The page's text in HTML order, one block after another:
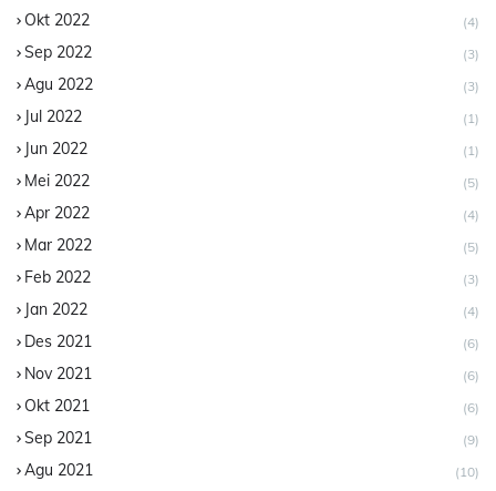
Okt 2022 (4)
Sep 2022 (3)
Agu 2022 (3)
Jul 2022 (1)
Jun 2022 (1)
Mei 2022 (5)
Apr 2022 (4)
Mar 2022 (5)
Feb 2022 (3)
Jan 2022 (4)
Des 2021 (6)
Nov 2021 (6)
Okt 2021 (6)
Sep 2021 (9)
Agu 2021 (10)